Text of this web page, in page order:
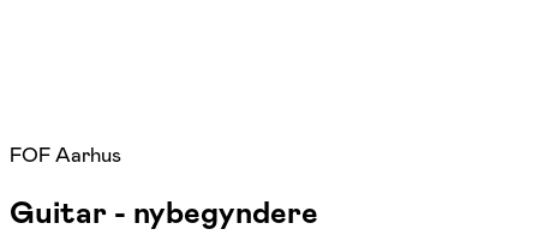
FOF Aarhus
Guitar - nybegyndere